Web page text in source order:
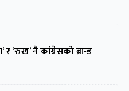
र ‘रुख’ नै कांग्रेसको ब्रान्ड